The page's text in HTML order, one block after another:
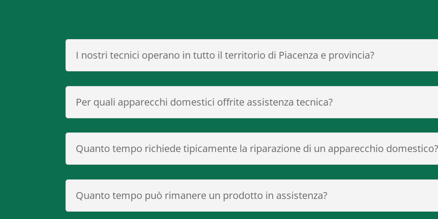
I nostri tecnici operano in tutto il territorio di Piacenza e provincia?
Per quali apparecchi domestici offrite assistenza tecnica?
Quanto tempo richiede tipicamente la riparazione di un apparecchio
Quanto tempo può rimanere un prodotto in assistenza?